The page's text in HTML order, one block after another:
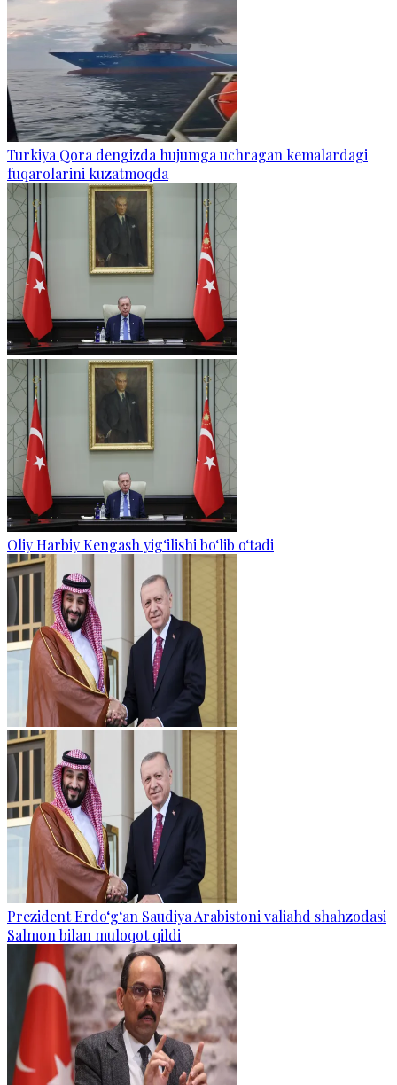
Turkiya Qora dengizda hujumga uchragan kemalardagi
fuqarolarini kuzatmoqda
Oliy Harbiy Kengash yig‘ilishi bo‘lib o‘tadi
Prezident Erdo‘g‘an Saudiya Arabistoni valiahd shahzodasi
Salmon bilan muloqot qildi